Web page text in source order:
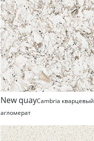
New quayCambria кварцевый
агломерат